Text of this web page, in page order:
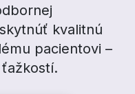
kvalitnú
pacientovi –